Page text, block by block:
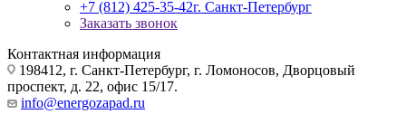
+7 (812) 425-35-42г. Санкт-Петербург
Заказать звонок
Контактная информация
198412, г. Санкт-Петербург, г. Ломоносов, Дворцовый
проспект, д. 22, офис 15/17.
info@energozapad.ru